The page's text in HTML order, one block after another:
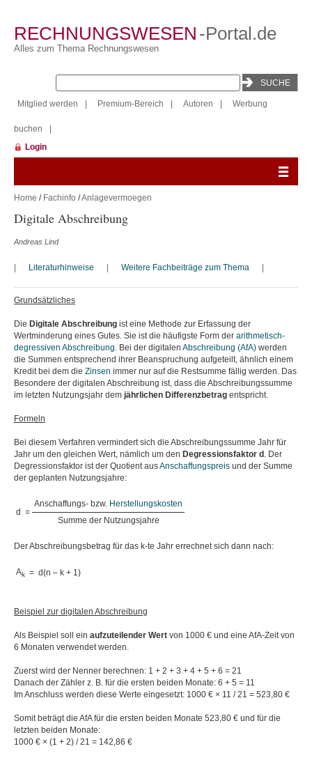
RECHNUNGSWESEN -Portal.de
Alles zum Thema Rechnungswesen
Mitglied werden Premium-Bereich Autoren Werbung
buchen
Login
Home / Fachinfo /Anlagevermoegen
Digitale Abschreibung
Andreas Lind
Literaturhinweise Weitere Fachbeiträge zum Thema
Grundsätzliches
Die Digitale Abschreibung ist eine Methode zur Erfassung der
Wertminderung eines Gutes. Sie ist die häufigste Form der arithmetisch-
degressiven Abschreibung. Bei der digitalen Abschreibung (AfA) werden
die Summen entsprechend ihrer Beanspruchung aufgeteilt, ähnlich einem
Kredit bei dem die Zinsen immer nur auf die Restsumme fällig werden. Das
Besondere der digitalen Abschreibung ist, dass die Abschreibungssumme
im letzten Nutzungsjahr dem jährlichen Differenzbetrag entspricht.
Formeln
Bei diesem Verfahren vermindert sich die Abschreibungssumme Jahr für
Jahr um den gleichen Wert, nämlich um den Degressionsfaktor d . Der
Degressionsfaktor ist der Quotient ausAnschaffungspreis und der Summe
der geplanten Nutzungsjahre:
d =
Anschaffungs- bzw. Herstellungskosten
Summe der Nutzungsjahre
Der Abschreibungsbetrag für das k-te Jahr errechnet sich dann nach:
Ak = d(n – k + 1)
Beispiel zur digitalen Abschreibung
Als Beispiel soll ein aufzuteilender Wert von 1000 € und eine AfA-Zeit von
6 Monaten verwendet werden.
Zuerst wird der Nenner berechnen: 1 + 2 + 3 + 4 + 5 + 6 = 21
Danach der Zähler z. B. für die ersten beiden Monate: 6 + 5 = 11
Im Anschluss werden diese Werte eingesetzt: 1000 € × 11 / 21 = 523,80 €
Somit beträgt die AfA für die ersten beiden Monate 523,80 € und für die
letzten beiden Monate:
1000 € × (1 + 2) / 21 = 142,86 €